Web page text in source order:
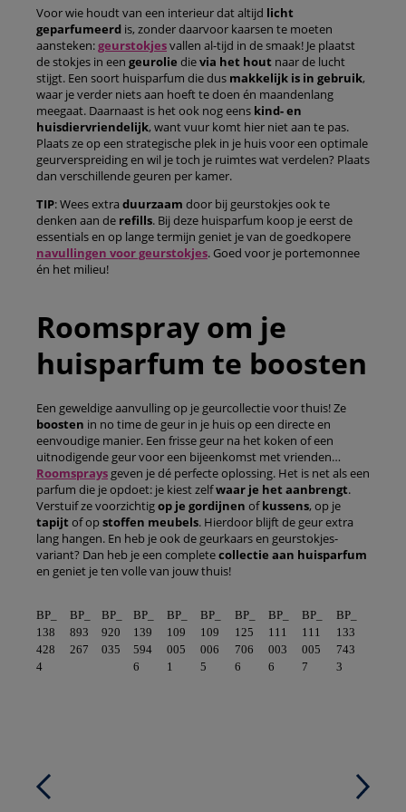
Voor wie houdt van een interieur dat altijd licht
geparfumeerd is, zonder daarvoor kaarsen te moeten
aansteken:geurstokjesvallen al-tijd in de smaak! Je plaatst
de stokjes in een geurolie dievia het hout naar de lucht
stijgt. Een soort huisparfum die dus makkelijk is in gebruik,
waar je verder niets aan hoeft te doen én maandenlang
meegaat. Daarnaast is het ook nog eens kind- en
huisdiervriendelijk, want vuur komt hier niet aan te pas.
Plaats ze op een strategische plek in je huis voor een optimale
geurverspreiding en wil je toch je ruimtes wat verdelen? Plaats
dan verschillende geuren per kamer.
TIP: Wees extra duurzaam door bij geurstokjes ook te
denken aan de refills. Bij deze huisparfum koop je eerst de
essentials en op lange termijn geniet je van de goedkopere
navullingen voor geurstokjes. Goed voor je portemonnee
én het milieu!
Roomspray om je
huisparfum te boosten
Een geweldige aanvulling op je geurcollectie voor thuis! Ze
boosten in no time de geur in je huis op een directe en
eenvoudige manier. Een frisse geur na het koken of een
uitnodigende geur voor een bijeenkomst met vrienden…
Roomsprays geven je dé perfecte oplossing. Het is net als een
parfum die je opdoet: je kiest zelfwaar je het aanbrengt.
Verstuif ze voorzichtigop je gordijnen ofkussens, op je
tapijt of opstoffen meubels. Hierdoor blijft de geur extra
lang hangen. En heb je ook de geurkaars en geurstokjes-
variant? Dan heb je een completecollectie aan huisparfum
en geniet je ten volle van jouw thuis!
BP_
138
428
4
BP_
893
267
BP_
920
035
BP_
139
594
6
BP_
109
005
1
BP_
109
006
5
BP_
125
706
6
BP_
111
003
6
BP_
111
005
7
BP_
133
743
3